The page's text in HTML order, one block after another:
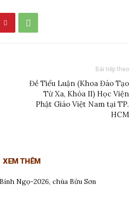
Bài tiếp theo
Đề Tiểu Luận (Khoa Đào Tạo
Từ Xa, Khóa II) Học Viện
Phật Giáo Việt Nam tại TP.
HCM
XEM THÊM
Ngọ-2026, chùa Bửu Sơn